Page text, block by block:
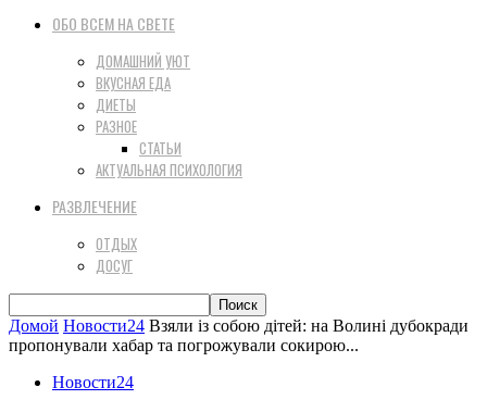
ОБО ВСЕМ НА СВЕТЕ
ДОМАШНИЙ УЮТ
ВКУСНАЯ ЕДА
ДИЕТЫ
РАЗНОЕ
СТАТЬИ
АКТУАЛЬНАЯ ПСИХОЛОГИЯ
РАЗВЛЕЧЕНИЕ
ОТДЫХ
ДОСУГ
Домой Новости24 Взяли із собою дітей: на Волині дубокради
пропонували хабар та погрожували сокирою...
Новости24